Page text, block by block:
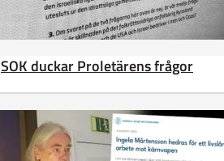
SOK duckar Proletärens frågor